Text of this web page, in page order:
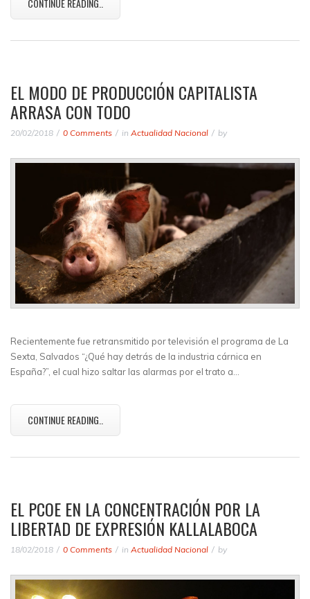
EL MODO DE PRODUCCIÓN CAPITALISTA
ARRASA CON TODO
20/02/2018 0 Comments in Actualidad Nacional by
Recientemente fue retransmitido por televisión el programa de La
Sexta, Salvados “¿Qué hay detrás de la industria cárnica en
España?”, el cual hizo saltar las alarmas por el trato a…
CONTINUE READING..
EL PCOE EN LA CONCENTRACIÓN POR LA
LIBERTAD DE EXPRESIÓN KALLALABOCA
18/02/2018 0 Comments in Actualidad Nacional by